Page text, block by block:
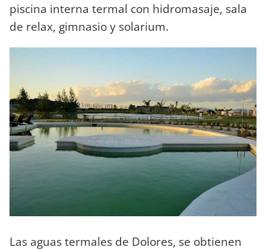
piscina interna termal con hidromasaje, sala
de relax, gimnasio y solarium.
Las aguas termales de Dolores, se obtienen